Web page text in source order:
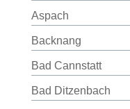
Aspach
Backnang
Bad Cannstatt
Bad Ditzenbach